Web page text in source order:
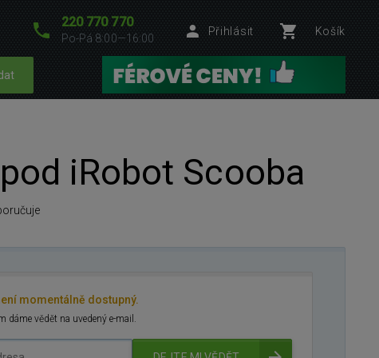
220 770 770
Po-Pá 8:00—16:00
Přihlásit Košík
iRobot Scooba
momentálně dostupný.
dáme vědět na uvedený e-mail.